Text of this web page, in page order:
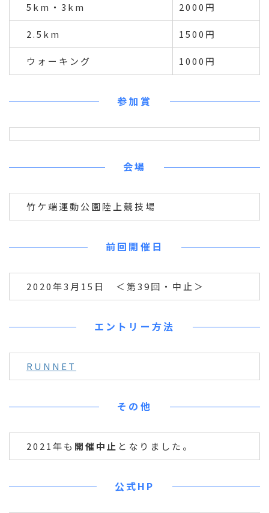
5km・3km 2000円
2.5km 1500円
ウォーキング 1000円
参加賞
会場
竹ケ端運動公園陸上競技場
前回開催日
2020年3月15日 ＜第39回・中止＞
エントリー方法
RUNNET
その他
2021年も 開催中止 となりました。
公式HP